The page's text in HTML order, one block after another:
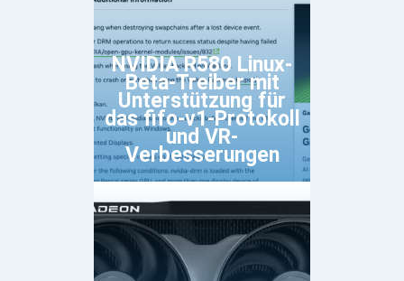
NVIDIA R580 Linux-
Beta-Treiber mit
Unterstützung für
das fifo-v1-Protokoll
und VR-
Verbesserungen